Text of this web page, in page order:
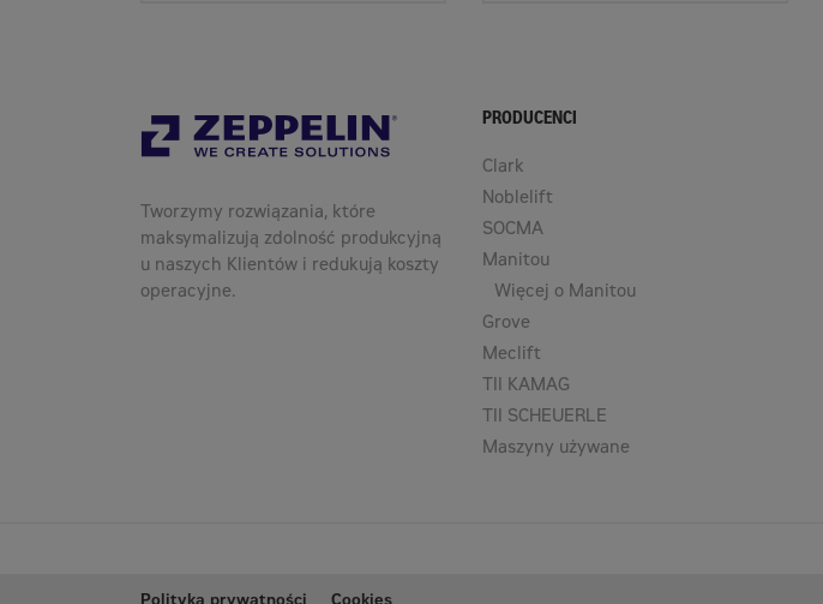
Tworzymy rozwiązania, które
maksymalizują zdolność produkcyjną
u naszych Klientów i redukują koszty
operacyjne.
PRODUCENCI
Clark
Noblelift
SOCMA
Manitou
Więcej o Manitou
Grove
Meclift
TII KAMAG
TII SCHEUERLE
Maszyny używane